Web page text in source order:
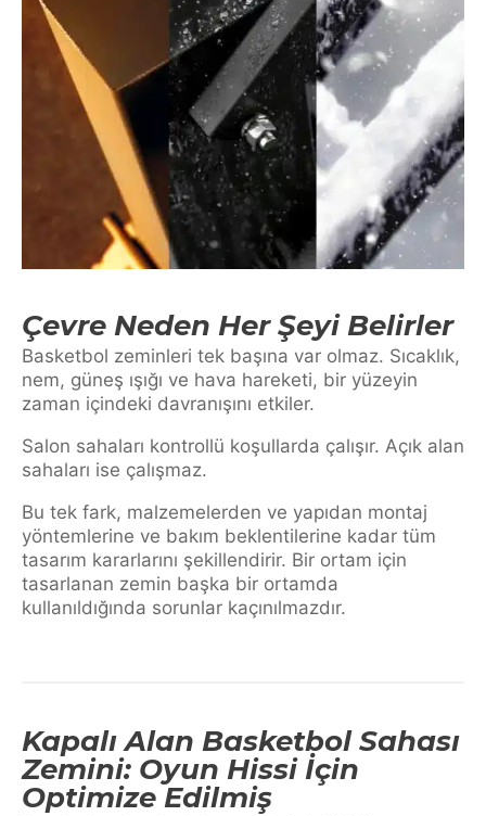
Çevre Neden Her Şeyi Belirler
Basketbol zeminleri tek başına var olmaz. Sıcaklık,
nem, güneş ışığı ve hava hareketi, bir yüzeyin
zaman içindeki davranışını etkiler.
Salon sahaları kontrollü koşullarda çalışır. Açık alan
sahaları ise çalışmaz.
Bu tek fark, malzemelerden ve yapıdan montaj
yöntemlerine ve bakım beklentilerine kadar tüm
tasarım kararlarını şekillendirir. Bir ortam için
tasarlanan zemin başka bir ortamda
kullanıldığında sorunlar kaçınılmazdır.
Kapalı Alan Basketbol Sahası
Zemini: Oyun Hissi İçin
Optimize Edilmiş